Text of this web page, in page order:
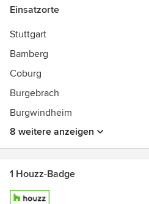
Einsatzorte
Stuttgart
Bamberg
Coburg
Burgebrach
Burgwindheim
8 weitere anzeigen
1 Houzz-Badge